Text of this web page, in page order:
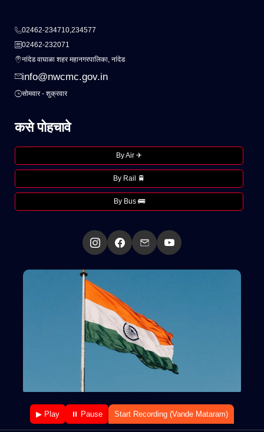
02462-234710,234577
02462-232071
नांदेड वाघाळा शहर महानगरपालिका, नांदेड
info@nwcmc.gov.in
सोमवार - शुक्रवार
कसे पोहचावे
By Air ✈
By Rail 🚆
By Bus 🚌
▶ Play ⏸ Pause Start Recording (Vande Mataram)